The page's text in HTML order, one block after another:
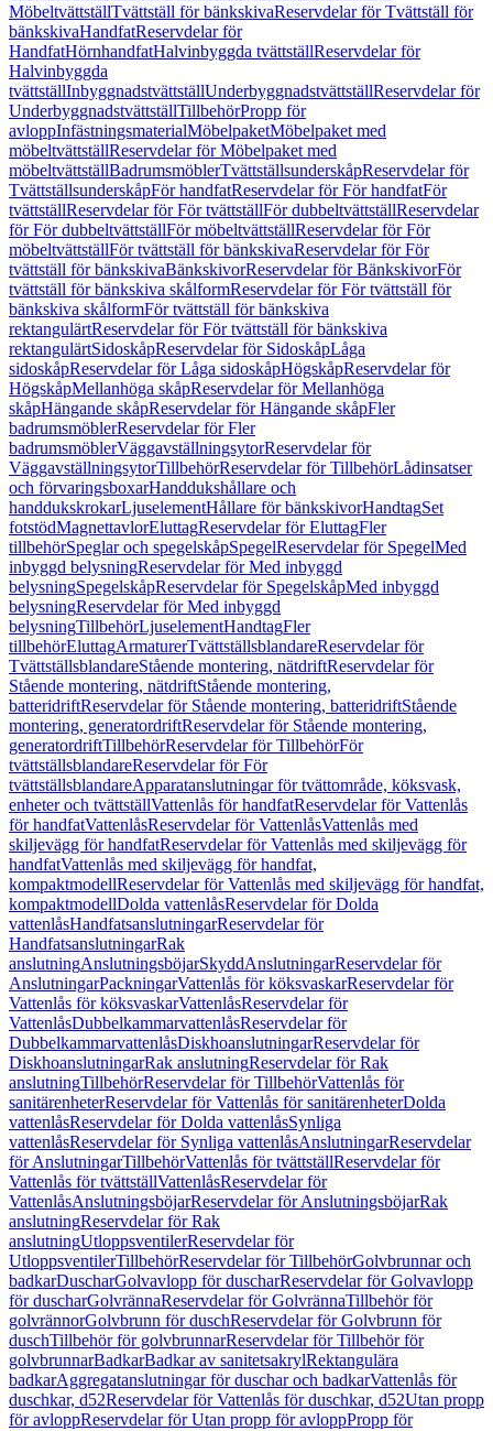
MöbeltvättställTvättställ för bänkskivaReservdelar för Tvättställ för
bänkskivaHandfatReservdelar för
HandfatHörnhandfatHalvinbyggda tvättställReservdelar för
Halvinbyggda
tvättställInbyggnadstvättställUnderbyggnadstvättställReservdelar för
UnderbyggnadstvättställTillbehörPropp för
avloppInfästningsmaterialMöbelpaketMöbelpaket med
möbeltvättställReservdelar för Möbelpaket med
möbeltvättställBadrumsmöblerTvättställsunderskåpReservdelar för
TvättställsunderskåpFör handfatReservdelar för För handfatFör
tvättställReservdelar för För tvättställFör dubbeltvättställReservdelar
för För dubbeltvättställFör möbeltvättställReservdelar för För
möbeltvättställFör tvättställ för bänkskivaReservdelar för För
tvättställ för bänkskivaBänkskivorReservdelar för BänkskivorFör
tvättställ för bänkskiva skålformReservdelar för För tvättställ för
bänkskiva skålformFör tvättställ för bänkskiva
rektangulärtReservdelar för För tvättställ för bänkskiva
rektangulärtSidoskåpReservdelar för SidoskåpLåga
sidoskåpReservdelar för Låga sidoskåpHögskåpReservdelar för
HögskåpMellanhöga skåpReservdelar för Mellanhöga
skåpHängande skåpReservdelar för Hängande skåpFler
badrumsmöblerReservdelar för Fler
badrumsmöblerVäggavställningsytorReservdelar för
VäggavställningsytorTillbehörReservdelar för TillbehörLådinsatser
och förvaringsboxarHanddukshållare och
handdukskrokarLjuselementHållare för bänkskivorHandtagSet
fotstödMagnettavlorEluttagReservdelar för EluttagFler
tillbehörSpeglar och spegelskåpSpegelReservdelar för SpegelMed
inbyggd belysningReservdelar för Med inbyggd
belysningSpegelskåpReservdelar för SpegelskåpMed inbyggd
belysningReservdelar för Med inbyggd
belysningTillbehörLjuselementHandtagFler
tillbehörEluttagArmaturerTvättställsblandareReservdelar för
TvättställsblandareStående montering, nätdriftReservdelar för
Stående montering, nätdriftStående montering,
batteridriftReservdelar för Stående montering, batteridriftStående
montering, generatordriftReservdelar för Stående montering,
generatordriftTillbehörReservdelar för TillbehörFör
tvättställsblandareReservdelar för För
tvättställsblandareApparatanslutningar för tvättområde, köksvask,
enheter och tvättställVattenlås för handfatReservdelar för Vattenlås
för handfatVattenlåsReservdelar för VattenlåsVattenlås med
skiljevägg för handfatReservdelar för Vattenlås med skiljevägg för
handfatVattenlås med skiljevägg för handfat,
kompaktmodellReservdelar för Vattenlås med skiljevägg för handfat,
kompaktmodellDolda vattenlåsReservdelar för Dolda
vattenlåsHandfatsanslutningarReservdelar för
HandfatsanslutningarRak
anslutningAnslutningsböjarSkyddAnslutningarReservdelar för
AnslutningarPackningarVattenlås för köksvaskarReservdelar för
Vattenlås för köksvaskarVattenlåsReservdelar för
VattenlåsDubbelkammarvattenlåsReservdelar för
DubbelkammarvattenlåsDiskhoanslutningarReservdelar för
DiskhoanslutningarRak anslutningReservdelar för Rak
anslutningTillbehörReservdelar för TillbehörVattenlås för
sanitärenheterReservdelar för Vattenlås för sanitärenheterDolda
vattenlåsReservdelar för Dolda vattenlåsSynliga
vattenlåsReservdelar för Synliga vattenlåsAnslutningarReservdelar
för AnslutningarTillbehörVattenlås för tvättställReservdelar för
Vattenlås för tvättställVattenlåsReservdelar för
VattenlåsAnslutningsböjarReservdelar för AnslutningsböjarRak
anslutningReservdelar för Rak
anslutningUtloppsventilerReservdelar för
UtloppsventilerTillbehörReservdelar för TillbehörGolvbrunnar och
badkarDuscharGolvavlopp för duscharReservdelar för Golvavlopp
för duscharGolvrännaReservdelar för GolvrännaTillbehör för
golvrännorGolvbrunn för duschReservdelar för Golvbrunn för
duschTillbehör för golvbrunnarReservdelar för Tillbehör för
golvbrunnarBadkarBadkar av sanitetsakrylRektangulära
badkarAggregatanslutningar för duschar och badkarVattenlås för
duschkar, d52Reservdelar för Vattenlås för duschkar, d52Utan propp
för avloppReservdelar för Utan propp för avloppPropp för